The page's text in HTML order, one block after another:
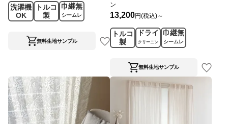
洗濯機
OK
トルコ
製
巾継無
シームレ
ス
無料生地サンプル
ン
13,200円(税込)～
トルコ
製
ドライ
クリーニン
巾継無
シームレ
ス
無料生地サンプル